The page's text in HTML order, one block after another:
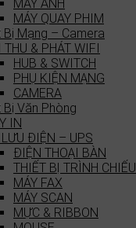
MÁY ẢNH
MÁY QUAY PHIM
Bị Mạng – Camera
THU & PHÁT WIFI
HUB & SWITCH
PHỤ KIỆN MẠNG
CAMERA
Bị Văn Phòng
IN
LƯU ĐIỆN – UPS
ĐIỆN THOẠI BÀN
THIẾT BỊ TRÌNH CHIẾU
MÁY FAX
MÁY SCAN
MỰC & RIBBON